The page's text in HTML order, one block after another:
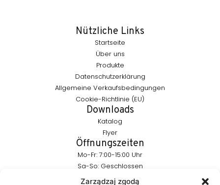
Zarządzaj zgodą
Nützliche Links
Startseite
Über uns
Produkte
Datenschutzerklärung
Allgemeine Verkaufsbedingungen
Cookie-Richtlinie (EU)
Downloads
Katalog
Flyer
Öffnungszeiten
Mo-Fr: 7:00-15:00 Uhr
Sa-So: Geschlossen
Bleiben Sie mit uns in Kontakt